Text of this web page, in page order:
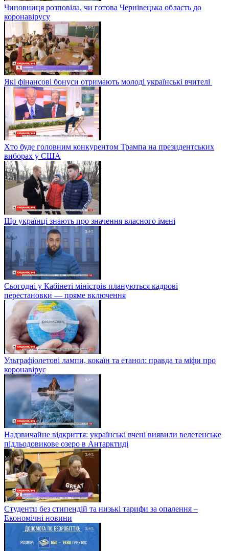
Чиновниця розповіла, чи готова Чернівецька область до
коронавірусу
Які фінансові бонуси отримають молоді українські вчителі
Хто буде головним конкурентом Трампа на президентських
виборах у США
Що українці знають про значення власного імені
Сьогодні у Кабінеті міністрів плануються кадрові
перестановки — пряме включення
Ультрафіолетові лампи, кокаїн та етанол: правда та міфи про
коронавірус
Надзвичайне відкриття: українські вчені виявили велетенське
підльодовикове озеро в Антарктиді
Студенти без стипендій та низькі тарифи за опалення –
Економічні новини